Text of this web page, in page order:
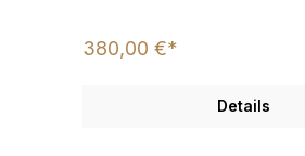
380,00 €*
Details